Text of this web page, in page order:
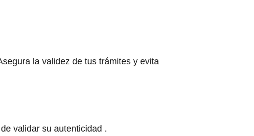
la validez de tus trámites y evita
validar su autenticidad .